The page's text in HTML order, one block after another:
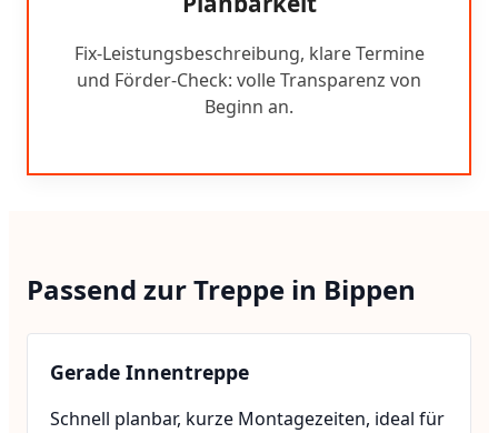
Fix-Leistungsbeschreibung, klare Termine
und Förder-Check: volle Transparenz von
Beginn an.
Passend zur Treppe in Bippen
Gerade Innentreppe
Schnell planbar, kurze Montagezeiten, ideal für